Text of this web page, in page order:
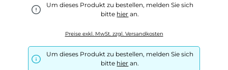
Um dieses Produkt zu bestellen, melden Sie sich
bitte hier an.
Preise exkl. MwSt. zzgl. Versandkosten
Um dieses Produkt zu bestellen, melden Sie sich
bitte hier an.